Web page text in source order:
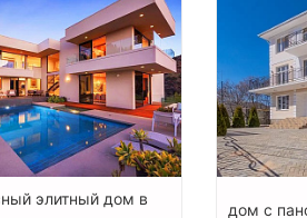
элитный дом в
дом с